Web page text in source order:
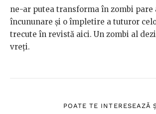
ne-ar putea transforma în zombi pare
încununare și o împletire a tuturor
trecute în revistă aici. Un zombi al
vreți.
POATE TE INTERESEAZĂ